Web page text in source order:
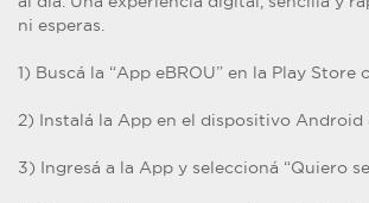
ni esperas.
1) Buscá la “App eBROU” en la Play Store
2) Instalá la App en el dispositivo Android
3) Ingresá a la App y seleccioná “Quiero